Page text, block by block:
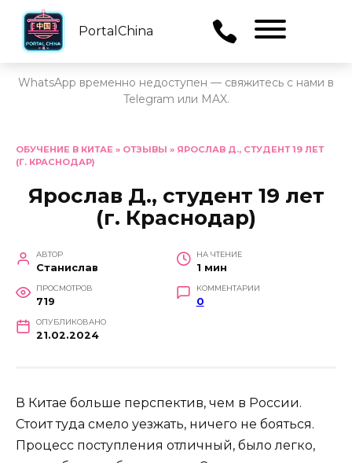
PortalChina
WhatsApp временно недоступен — свяжитесь с нами в
Telegram или MAX.
содержанию
ОБУЧЕНИЕ В КИТАЕ » ОТЗЫВЫ » ЯРОСЛАВ Д., СТУДЕНТ 19 ЛЕТ
(Г. КРАСНОДАР)
Ярослав Д., студент 19 лет
(г. Краснодар)
АВТОР
Станислав
НА ЧТЕНИЕ
1 мин
ПРОСМОТРОВ
719
КОММЕНТАРИИ
0
ОПУБЛИКОВАНО
21.02.2024
В Китае больше перспектив, чем в России.
Стоит туда смело уезжать, ничего не бояться.
Процесс поступления отличный, было легко,